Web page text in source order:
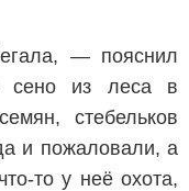
— пояснил
сено из леса в
стебельков
и пожаловали, а
то у неё охота,